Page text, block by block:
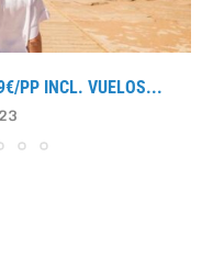
PP INCL. VUELOS...